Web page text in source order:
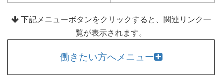
下記メニューボタンをクリックすると、関連リンク一
覧が表示されます。
働きたい方へメニュー